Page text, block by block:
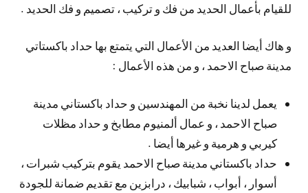
للقيام بأعمال الحديد من فك و تركيب ، تصميم و فك الحديد .
و هاك أيضا العديد من الأعمال التي يتمتع بها حداد باكستاتي
مدينة صباح الاحمد ، و من هذه الأعمال :
يعمل لدينا نخبة من المهندسين و حداد باكستاني مدينة
صباح الاحمد ، و عمال ألمنيوم مطابخ و حداد مظلات
كيربي و هرمية و غيرها أيضا .
حداد باكستاني مدينة صباح الاحمد يقوم بتركيب شبرات ،
أسوار ، أبواب ، شبابيك ، درابزين مع تقديم ضمانة للجودة